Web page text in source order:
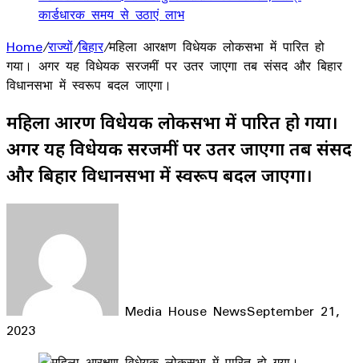
कार्डधारक समय से उठाएं लाभ
Home/राज्यों/बिहार/महिला आरक्षण विधेयक लोकसभा में पारित हो
गया। अगर यह विधेयक सरजमीं पर उतर जाएगा तब संसद और बिहार
विधानसभा में स्वरूप बदल जाएगा।
महिला आरक्षण विधेयक लोकसभा में पारित हो गया।
अगर यह विधेयक सरजमीं पर उतर जाएगा तब संसद
और बिहार विधानसभा में स्वरूप बदल जाएगा।
Media House NewsSeptember 21,
2023
Facebook
LinkedIn
WhatsApp
Telegram